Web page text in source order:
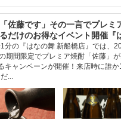
「佐藤です」その一言でプレミ
だけのお得なイベント開催『
分の『はなの舞 新船橋店』では、
期間限定でプレミア焼酎「佐藤」
キャンペーンが開催！来店時に誰
...